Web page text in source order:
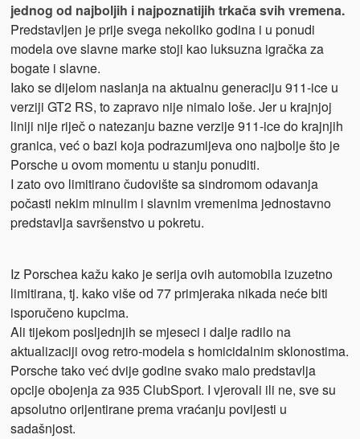
jednog od najboljih i najpoznatijih trkača svih vremena.
Predstavljen je prije svega nekoliko godina i u ponudi
modela ove slavne marke stoji kao luksuzna igračka za
bogate i slavne.
Iako se dijelom naslanja na aktualnu generaciju 911-ice u
verziji GT2 RS, to zapravo nije nimalo loše. Jer u krajnjoj
liniji nije riječ o natezanju bazne verzije 911-ice do krajnjih
granica, već o bazi koja podrazumijeva ono najbolje što je
Porsche u ovom momentu u stanju ponuditi.
I zato ovo limitirano čudovište sa sindromom odavanja
počasti nekim minulim i slavnim vremenima jednostavno
predstavlja savršenstvo u pokretu.
Iz Porschea kažu kako je serija ovih automobila izuzetno
limitirana, tj. kako više od 77 primjeraka nikada neće biti
isporučeno kupcima.
Ali tijekom posljednjih se mjeseci i dalje radilo na
aktualizaciji ovog retro-modela s homicidalnim sklonostima.
Porsche tako već dvije godine svako malo predstavlja
opcije obojenja za 935 ClubSport. I vjerovali ili ne, sve su
apsolutno orijentirane prema vraćanju povijesti u
sadašnjost.